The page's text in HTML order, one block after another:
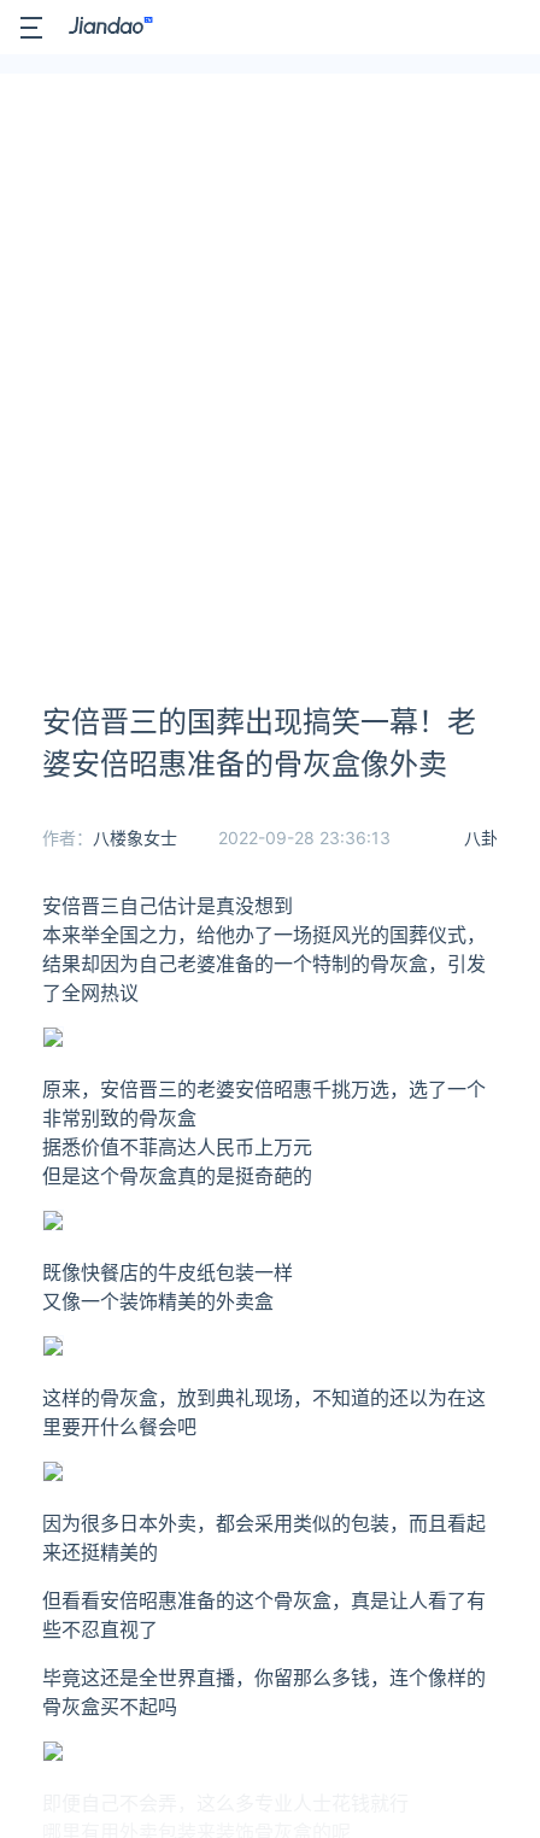
安倍晋三的国葬出现搞笑一幕！老
婆安倍昭惠准备的骨灰盒像外卖
八卦
作者： 八楼象女士 2022-09-28 23:36:13
安倍晋三自己估计是真没想到
本来举全国之力，给他办了一场挺风光的国葬仪式，
结果却因为自己老婆准备的一个特制的骨灰盒，引发
了全网热议
原来，安倍晋三的老婆安倍昭惠千挑万选，选了一个
非常别致的骨灰盒
据悉价值不菲高达人民币上万元
但是这个骨灰盒真的是挺奇葩的
既像快餐店的牛皮纸包装一样
又像一个装饰精美的外卖盒
这样的骨灰盒，放到典礼现场，不知道的还以为在这
里要开什么餐会吧
因为很多日本外卖，都会采用类似的包装，而且看起
来还挺精美的
但看看安倍昭惠准备的这个骨灰盒，真是让人看了有
些不忍直视了
毕竟这还是全世界直播，你留那么多钱，连个像样的
骨灰盒买不起吗